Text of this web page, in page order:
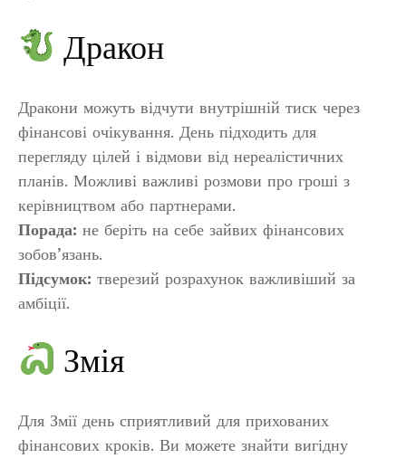
Дракон
Дракони можуть відчути внутрішній тиск через
фінансові очікування. День підходить для
перегляду цілей і відмови від нереалістичних
планів. Можливі важливі розмови про гроші з
керівництвом або партнерами.
Порада: не беріть на себе зайвих фінансових
зобов’язань.
Підсумок: тверезий розрахунок важливіший за
амбіції.
Змія
Для Змії день сприятливий для прихованих
фінансових кроків. Ви можете знайти вигідну